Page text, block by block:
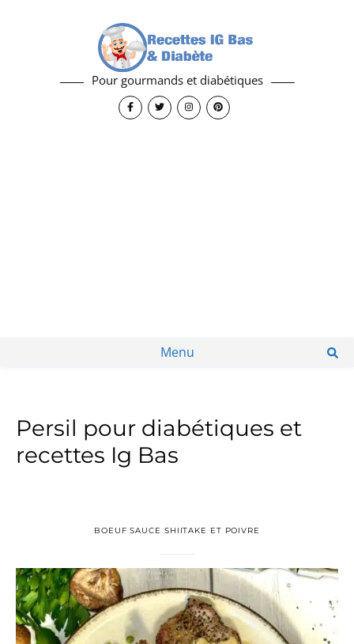
Pour gourmands et diabétiques
Menu
Persil pour diabétiques et
recettes Ig Bas
BOEUF SAUCE SHIITAKE ET POIVRE